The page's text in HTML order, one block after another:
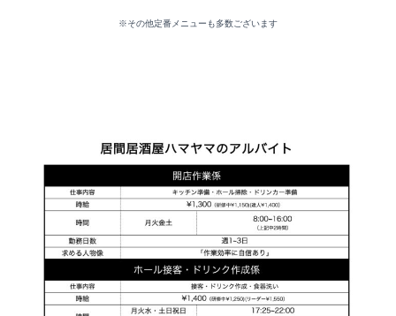
※その他定番メニューも多数ございます